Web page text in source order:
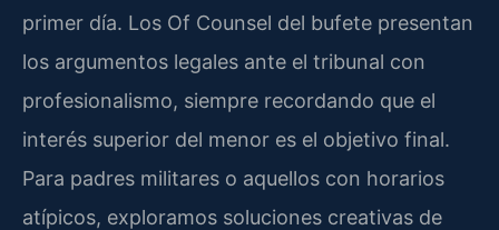
primer día. Los Of Counsel del bufete presentan
los argumentos legales ante el tribunal con
profesionalismo, siempre recordando que el
interés superior del menor es el objetivo final.
Para padres militares o aquellos con horarios
atípicos, exploramos soluciones creativas de